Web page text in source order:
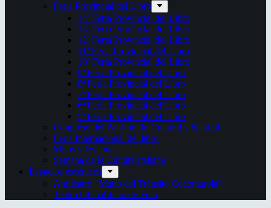
Feria Provincial del Libro
14ª Feria Provincial del Libro
13ª Feria Provincial del Libro
12ª Feria Provincial del Libro
11ª Feria Provincial del Libro
10ª Feria Provincial del Libro
9ª Feria Provincial del Libro
8ª Feria Provincial del Libro
7ª Feria Provincial del Libro
6ª Feria Provincial del Libro
5ª Feria Provincial del Libro
Congreso del Patrimonio Cultural y Natural
Feria Internacional del libro
Mitos y leyendas
Semana de la Cultura Italiana
Espacios escénicos
Anfiteatro “Mario del Tránsito Cocomarola”
Teatro Oficial Juan de Vera